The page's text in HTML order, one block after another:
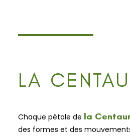
LA
Chaque pétale de la
des formes et des